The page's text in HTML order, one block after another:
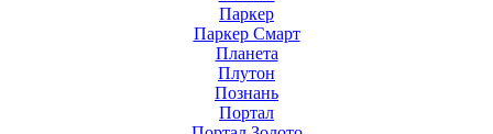
Паркер
Паркер Смарт
Планета
Плутон
Познань
Портал